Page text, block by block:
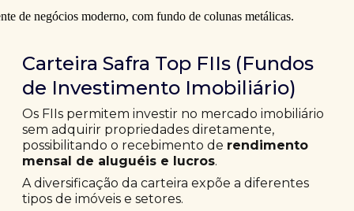
Carteira Safra Top FIIs (Fundos
de Investimento Imobiliário)
Os FIIs permitem investir no mercado imobiliário
sem adquirir propriedades diretamente,
possibilitando o recebimento de rendimento
mensal de aluguéis e lucros.
A diversificação da carteira expõe a diferentes
tipos de imóveis e setores.